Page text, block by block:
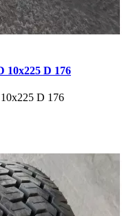
10x225 D 176
D 176